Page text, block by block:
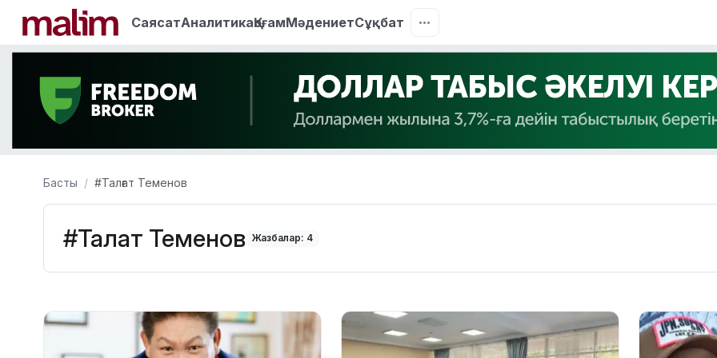
СаясатАналитикаҚоғамМәдениетСұқбат
Басты #Талғат Теменов
#Талғат Теменов Жазбалар: 4